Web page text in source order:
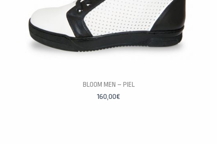
PERSONALÍZALAS
BLOOM MEN – PIEL
160,00€